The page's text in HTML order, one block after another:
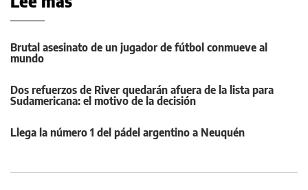
Brutal asesinato de un jugador de fútbol conmueve al
mundo
Dos refuerzos de River quedarán afuera de la lista para
Sudamericana: el motivo de la decisión
Llega la número 1 del pádel argentino a Neuquén